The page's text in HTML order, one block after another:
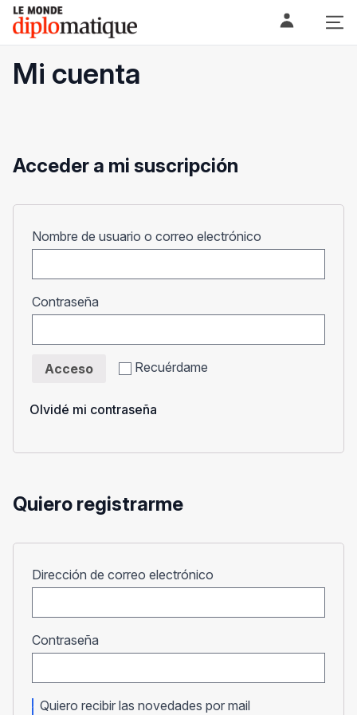
Skip
content
Le monde diplomatique
Mi cuenta
Acceder a mi suscripción
Nombre de usuario o correo electrónico
Contraseña
Recuérdame
Acceso
Olvidé mi contraseña
Quiero registrarme
Dirección de correo electrónico
Contraseña
Quiero recibir las novedades por mail